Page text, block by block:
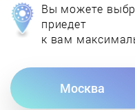
Вы можете
приедет
к вам
Москва